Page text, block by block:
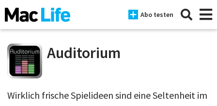
Abo testen
News
iPhone
Auditorium
Wirklich frische Spielideen sind eine Seltenheit im